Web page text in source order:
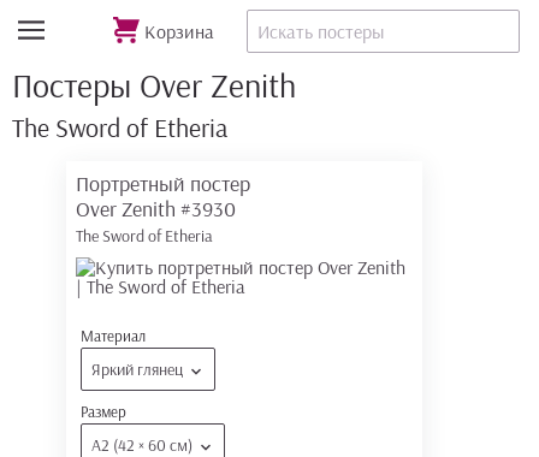
Корзина
Постеры Over Zenith
The Sword of Etheria
Портретный постер
Over Zenith #3930
The Sword of Etheria
Материал
Яркий глянец
Размер
А2 (42 × 60 см)